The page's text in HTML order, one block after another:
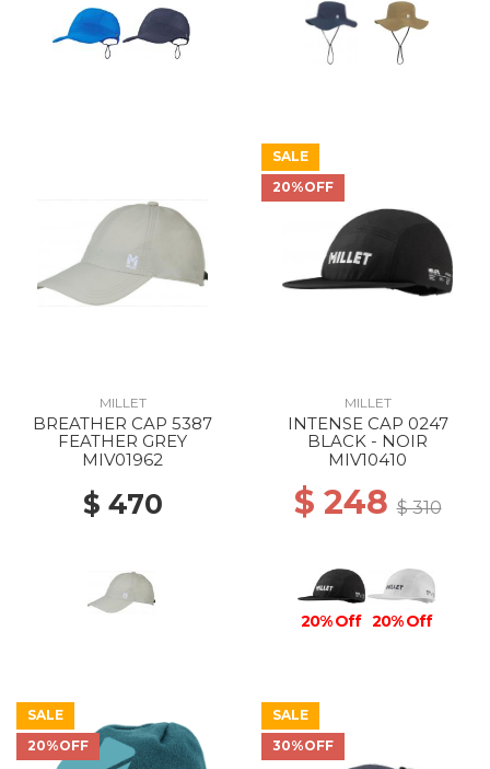
MILLET
BREATHER CAP 5387
FEATHER GREY
MIV01962
$ 470
SALE
20%OFF
MILLET
INTENSE CAP 0247
BLACK - NOIR
MIV10410
$ 248$ 310
20% Off 20% Off
SALE
20%OFF
SALE
30%OFF